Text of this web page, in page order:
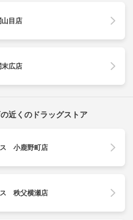
山目店
末広店
近くのドラッグストア
ス 小鹿野町店
ス 秩父横瀬店